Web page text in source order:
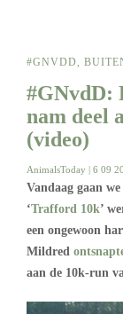
#GNVDD,
#GNvdD:
nam deel
(video)
AnimalsToday | 6 09
Vandaag gaan
‘Trafford 10k’
een ongewoon
Mildred
aan de 10k-run